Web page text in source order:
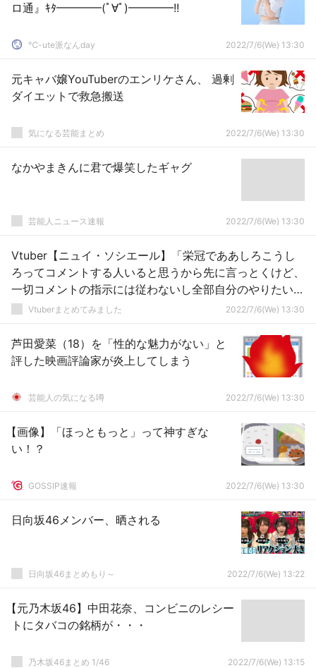
ロ通』ｷﾀ━━━━(ﾟ∀ﾟ)━━━━!!
℃-ute派なんday 2022/7/6(We) 13:30
元キャバ嬢YouTuberのエンリケさん、 過剰
ダイエットで救急搬送
気になる芸能まとめ 2022/7/6(We) 13:30
なかやまきんに君で爆笑したギャグ
芸能人ニュース速報 2022/7/6(We) 13:30
Vtuber【ニュイ・ソシエール】「栄冠でああしろこうし
ろってコメントする人いると思うから先に言っとくけど、
一切コメントの指示には従わないし全部自分のやりたいよ
うにやらせてもらいます」←こうやって予め言って置いて
Vtuberまとめてみました 2022/7/6(We) 13:30
芦田愛菜（18）を「性的な魅力がない」と
評した映画評論家が炎上してしまう
芸能人の気になる噂 2022/7/6(We) 13:30
【画像】「ほっともっと」って神すぎな
い！？
GOSSIP速報 2022/7/6(We) 13:30
日向坂46メンバー、晒される
日向坂46まとめもり～ 2022/7/6(We) 13:22
【元乃木坂46】中田花奈、コンビニのレシー
トにタバコの銘柄が・・・
乃木坂46まとめ 1/46 2022/7/6(We) 13:15